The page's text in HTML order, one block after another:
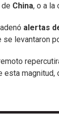
de China, o a la
alertas
se levantaron
esta